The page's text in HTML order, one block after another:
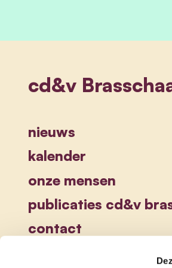
cd&v
nieuws
kalender
onze mensen
publicaties cd&v
contact